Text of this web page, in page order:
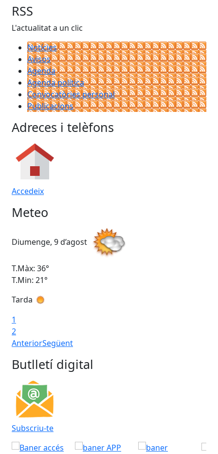
RSS
L'actualitat a un clic
Notícies
Avisos
Agenda
Agenda política
Convocatòries personal
Publicacions
Adreces i telèfons
Accedeix
Meteo
Diumenge, 9 d’agost
T.Màx: 36°
T.Min: 21°
Tarda
1
2
AnteriorSegüent
Butlletí digital
Subscriu-te